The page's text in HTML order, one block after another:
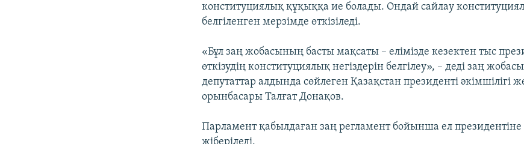
конституциялық құқыққа ие болады. Ондай сайлау
белгіленген мерзімде өткізіледі.
«Бұл заң жобасының басты мақсаты – елімізде кезектен тыс
өткізудің конституциялық негіздерін белгілеу», – деді заң
депутаттар алдында сөйлеген Қазақстан президенті әкімшілігі
орынбасары Талғат Донақов.
Парламент қабылдаған заң регламент бойынша ел президентіне